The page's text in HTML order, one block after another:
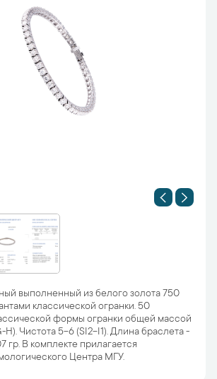
выполненный из белого золота 750
классической огранки. 50
формы огранки общей массой
H). Чистота 5-6 (SI2-I1). Длина браслета -
гр. В комплекте прилагается
Центра МГУ.